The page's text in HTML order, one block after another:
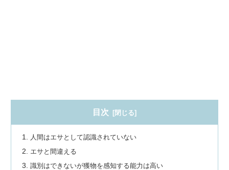
目次
人間はエサとして認識されていない
エサと間違える
識別はできないが獲物を感知する能力は高い